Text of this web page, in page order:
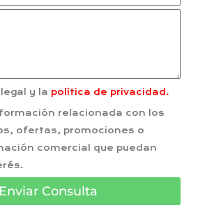
y la política de privacidad.
relacionada con los
ofertas, promociones o
comercial que puedan
Enviar Consulta